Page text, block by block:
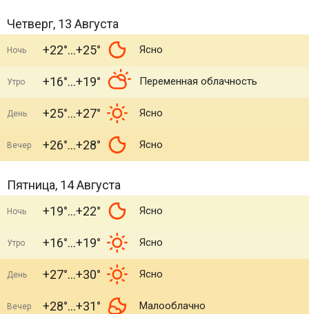
Четверг, 13 Августа
Ночь +22° +25° Ясно
Утро +16° +19° Переменная облачность
День +25° +27° Ясно
Вечер +26° +28° Ясно
Пятница, 14 Августа
Ночь +19° +22° Ясно
Утро +16° +19° Ясно
День +27° +30° Ясно
Вечер +28° +31° Малооблачно